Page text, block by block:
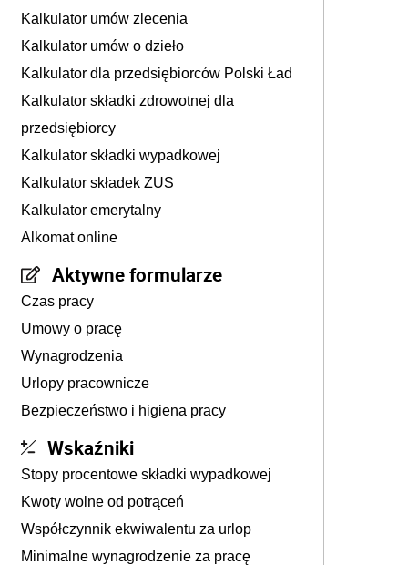
Kalkulator umów zlecenia
Kalkulator umów o dzieło
Kalkulator dla przedsiębiorców Polski Ład
Kalkulator składki zdrowotnej dla
przedsiębiorcy
Kalkulator składki wypadkowej
Kalkulator składek ZUS
Kalkulator emerytalny
Alkomat online
Aktywne formularze
Czas pracy
Umowy o pracę
Wynagrodzenia
Urlopy pracownicze
Bezpieczeństwo i higiena pracy
Wskaźniki
Stopy procentowe składki wypadkowej
Kwoty wolne od potrąceń
Współczynnik ekwiwalentu za urlop
Minimalne wynagrodzenie za pracę